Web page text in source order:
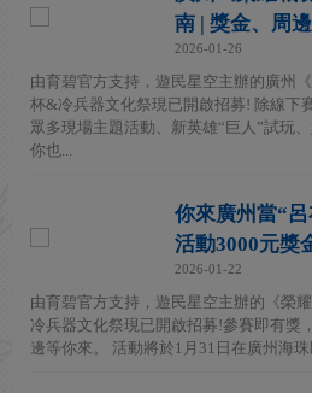
南 | 獎金、周
2026-01-26
由育碧官方支持，遊民星空主辦的廣州
杯&冷兵器文化祭現已開啟招募! 除線下
眾多現場主題活動、新英雄“巨人”試玩
你也...
你來廣州當“
活動3000元獎
2026-01-22
由育碧官方支持，遊民星空主辦的《榮
冷兵器文化祭現已開啟招募!參賽即有獎
邊等你來。 活動將於1月31日在廣州海